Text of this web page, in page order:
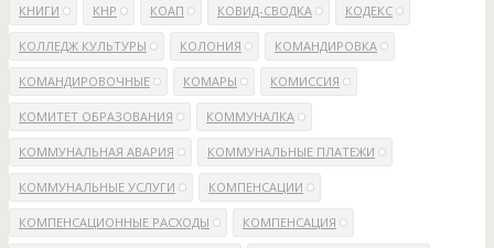
КНИГИ КНР КОАП КОВИД-СВОДКА КОДЕКС
КОЛЛЕДЖ КУЛЬТУРЫ КОЛОНИЯ КОМАНДИРОВКА
КОМАНДИРОВОЧНЫЕ КОМАРЫ КОМИССИЯ
КОМИТЕТ ОБРАЗОВАНИЯ КОММУНАЛКА
КОММУНАЛЬНАЯ АВАРИЯ КОММУНАЛЬНЫЕ ПЛАТЕЖИ
КОММУНАЛЬНЫЕ УСЛУГИ КОМПЕНСАЦИИ
КОМПЕНСАЦИОННЫЕ РАСХОДЫ КОМПЕНСАЦИЯ